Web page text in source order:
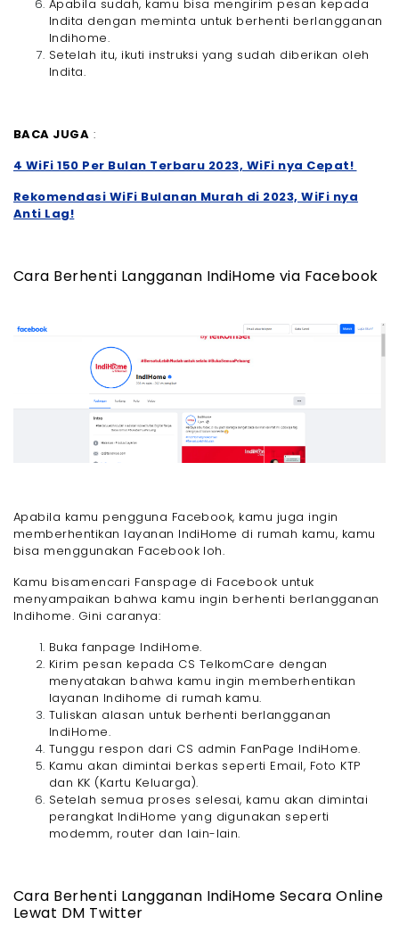
Apabila sudah, kamu bisa mengirim pesan kepada
Indita dengan meminta untuk berhenti berlangganan
Indihome.
Setelah itu, ikuti instruksi yang sudah diberikan oleh
Indita.
BACA JUGA :
4 WiFi 150 Per Bulan Terbaru 2023, WiFi nya Cepat!
Rekomendasi WiFi Bulanan Murah di 2023, WiFi nya
Anti Lag!
Cara Berhenti Langganan IndiHome via Facebook
Apabila kamu pengguna Facebook, kamu juga ingin
memberhentikan layanan IndiHome di rumah kamu, kamu
bisa menggunakan Facebook loh.
Kamu bisamencari Fanspage di Facebook untuk
menyampaikan bahwa kamu ingin berhenti berlangganan
Indihome. Gini caranya:
Buka fanpage IndiHome.
Kirim pesan kepada CS TelkomCare dengan
menyatakan bahwa kamu ingin memberhentikan
layanan Indihome di rumah kamu.
Tuliskan alasan untuk berhenti berlangganan
IndiHome.
Tunggu respon dari CS admin FanPage IndiHome.
Kamu akan dimintai berkas seperti Email, Foto KTP
dan KK (Kartu Keluarga).
Setelah semua proses selesai, kamu akan dimintai
perangkat IndiHome yang digunakan seperti
modemm, router dan lain-lain.
Cara Berhenti Langganan IndiHome Secara Online
Lewat DM Twitter